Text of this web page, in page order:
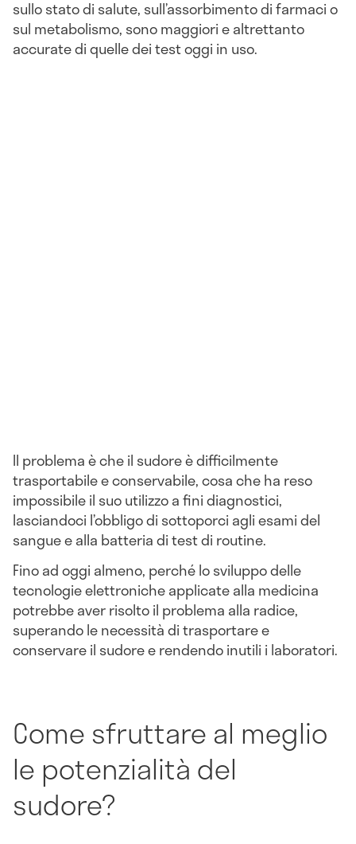
sullo stato di salute, sull’assorbimento di farmaci o
sul metabolismo, sono maggiori e altrettanto
accurate di quelle dei test oggi in uso.
Il problema è che il sudore è difficilmente
trasportabile e conservabile, cosa che ha reso
impossibile il suo utilizzo a fini diagnostici,
lasciandoci l’obbligo di sottoporci agli esami del
sangue e alla batteria di test di routine.
Fino ad oggi almeno, perché lo sviluppo delle
tecnologie elettroniche applicate alla medicina
potrebbe aver risolto il problema alla radice,
superando le necessità di trasportare e
conservare il sudore e rendendo inutili i laboratori.
Come sfruttare al meglio
le potenzialità del
sudore?